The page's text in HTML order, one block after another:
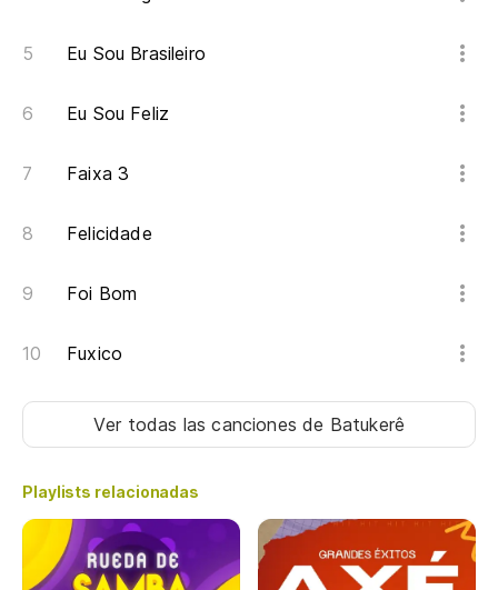
Eu Sou Brasileiro
Eu Sou Feliz
Faixa 3
Felicidade
Foi Bom
Fuxico
Ver todas las cancionesde Batukerê
Playlists relacionadas